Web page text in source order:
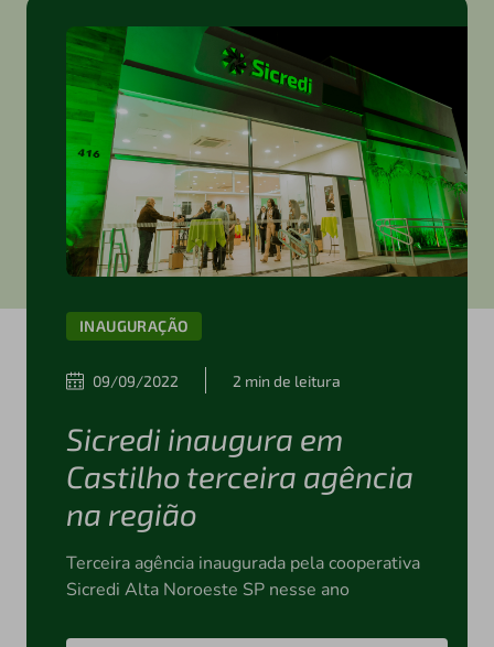
INAUGURAÇÃO
09/09/2022 2 min de leitura
Sicredi inaugura em
Castilho terceira agência
na região
Terceira agência inaugurada pela cooperativa
Sicredi Alta Noroeste SP nesse ano